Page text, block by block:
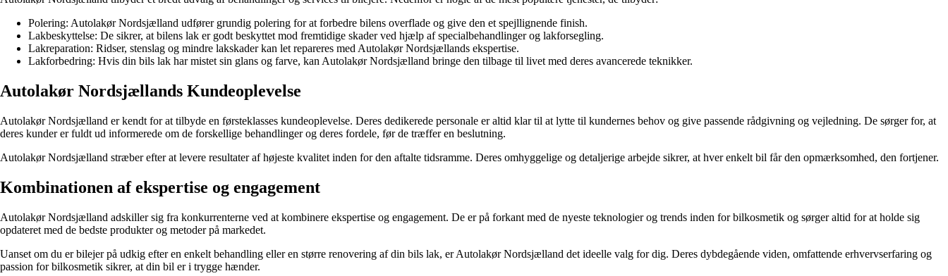
Polering: Autolakør Nordsjælland udfører grundig polering for at forbedre bilens overflade og give den et spejllignende finish.
Lakbeskyttelse: De sikrer, at bilens lak er godt beskyttet mod fremtidige skader ved hjælp af specialbehandlinger og lakforsegling.
Lakreparation: Ridser, stenslag og mindre lakskader kan let repareres med Autolakør Nordsjællands ekspertise.
Lakforbedring: Hvis din bils lak har mistet sin glans og farve, kan Autolakør Nordsjælland bringe den tilbage til livet med deres avancerede teknikker.
Autolakør Nordsjællands Kundeoplevelse
Autolakør Nordsjælland er kendt for at tilbyde en førsteklasses kundeoplevelse. Deres dedikerede personale er altid klar til at lytte til kundernes behov og give passende rådgivning og vejledning. De sørger for, at
deres kunder er fuldt ud informerede om de forskellige behandlinger og deres fordele, før de træffer en beslutning.
Autolakør Nordsjælland stræber efter at levere resultater af højeste kvalitet inden for den aftalte tidsramme. Deres omhyggelige og detaljerige arbejde sikrer, at hver enkelt bil får den opmærksomhed, den fortjener.
Kombinationen af ekspertise og engagement
Autolakør Nordsjælland adskiller sig fra konkurrenterne ved at kombinere ekspertise og engagement. De er på forkant med de nyeste teknologier og trends inden for bilkosmetik og sørger altid for at holde sig
opdateret med de bedste produkter og metoder på markedet.
Uanset om du er bilejer på udkig efter en enkelt behandling eller en større renovering af din bils lak, er Autolakør Nordsjælland det ideelle valg for dig. Deres dybdegående viden, omfattende erhvervserfaring og
passion for bilkosmetik sikrer, at din bil er i trygge hænder.